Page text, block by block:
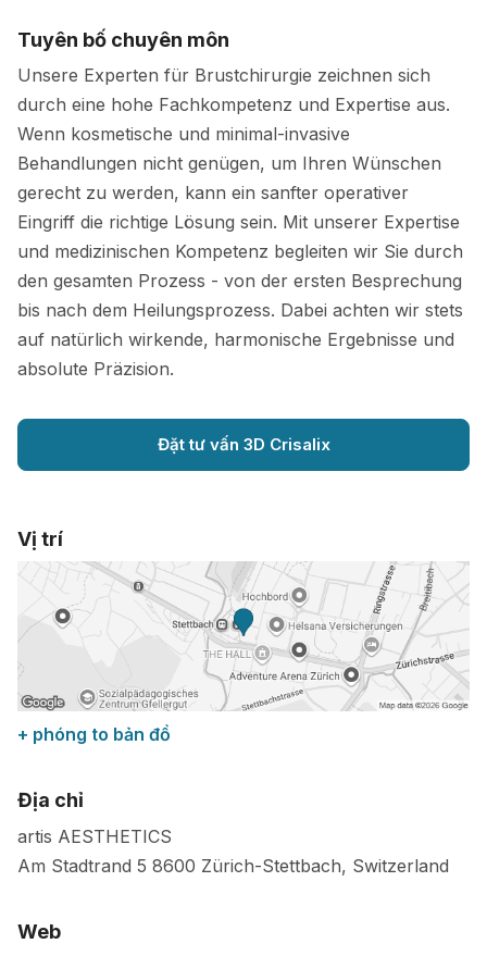
Tuyên bố chuyên môn
Unsere Experten für Brustchirurgie zeichnen sich
durch eine hohe Fachkompetenz und Expertise aus.
Wenn kosmetische und minimal-invasive
Behandlungen nicht genügen, um Ihren Wünschen
gerecht zu werden, kann ein sanfter operativer
Eingriff die richtige Lösung sein. Mit unserer Expertise
und medizinischen Kompetenz begleiten wir Sie durch
den gesamten Prozess - von der ersten Besprechung
bis nach dem Heilungsprozess. Dabei achten wir stets
auf natürlich wirkende, harmonische Ergebnisse und
absolute Präzision.
Đặt tư vấn 3D Crisalix
Vị trí
+ phóng to bản đồ
Địa chỉ
artis AESTHETICS
Am Stadtrand 5 8600 Zürich-Stettbach, Switzerland
Web